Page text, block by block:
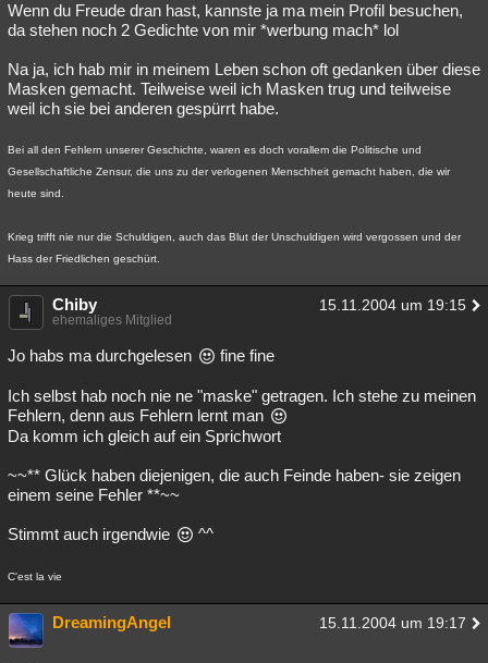
Wenn du Freude dran hast, kannste ja ma mein Profil besuchen,
da stehen noch 2 Gedichte von mir *werbung mach* lol
Na ja, ich hab mir in meinem Leben schon oft gedanken über diese
Masken gemacht. Teilweise weil ich Masken trug und teilweise
weil ich sie bei anderen gespürrt habe.
Bei all den Fehlern unserer Geschichte, waren es doch vorallem die Politische und
Gesellschaftliche Zensur, die uns zu der verlogenen Menschheit gemacht haben, die wir
heute sind.
Krieg trifft nie nur die Schuldigen, auch das Blut der Unschuldigen wird vergossen und der
Hass der Friedlichen geschürt.
Chiby 15.11.2004 um 19:15
ehemaliges Mitglied
Jo habs ma durchgelesen fine fine
Ich selbst hab noch nie ne "maske" getragen. Ich stehe zu meinen
Fehlern, denn aus Fehlern lernt man
Da komm ich gleich auf ein Sprichwort
~~** Glück haben diejenigen, die auch Feinde haben- sie zeigen
einem seine Fehler **~~
Stimmt auch irgendwie ^^
C'est la vie
DreamingAngel 15.11.2004 um 19:17